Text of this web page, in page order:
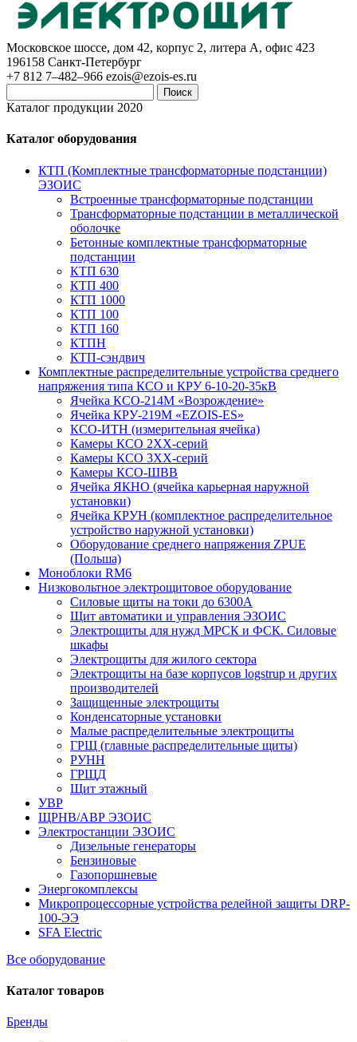
Московское шоссе, дом 42, корпус 2, литера А, офис 423
196158 Санкт-Петербург
+7 812 7–482–966 ezois@ezois-es.ru
Поиск
Каталог продукции 2020
Каталог оборудования
КТП (Комплектные трансформаторные подстанции)
ЭЗОИС
Встроенные трансформаторные подстанции
Трансформаторные подстанции в металлической
оболочке
Бетонные комплектные трансформаторные
подстанции
КТП 630
КТП 400
КТП 1000
КТП 100
КТП 160
КТПН
КТП-сэндвич
Комплектные распределительные устройства среднего
напряжения типа КСО и КРУ 6-10-20-35кВ
Ячейка КСО-214М «Возрождение»
Ячейка КРУ-219М «EZOIS-ES»
КСО-ИТН (измерительная ячейка)
Камеры КСО 2ХХ-серий
Камеры КСО 3ХХ-серий
Камеры КСО-ШВВ
Ячейка ЯКНО (ячейка карьерная наружной
установки)
Ячейка КРУН (комплектное распределительное
устройство наружной установки)
Оборудование среднего напряжения ZPUE
(Польша)
Моноблоки RM6
Низковольтное электрощитовое оборудование
Силовые щиты на токи до 6300А
Щит автоматики и управления ЭЗОИС
Электрощиты для нужд МРСК и ФСК. Силовые
шкафы
Электрощиты для жилого сектора
Электрощиты на базе корпусов logstrup и других
производителей
Защищенные электрощиты
Конденсаторные установки
Малые распределительные электрощиты
ГРЩ (главные распределительные щиты)
РУНН
ГРЩД
Щит этажный
УВР
ЩРНВ/АВР ЭЗОИС
Электростанции ЭЗОИС
Дизельные генераторы
Бензиновые
Газопоршневые
Энергокомплексы
Микропроцессорные устройства релейной защиты DRP-
100-ЭЭ
SFA Electric
Все оборудование
Каталог товаров
Бренды